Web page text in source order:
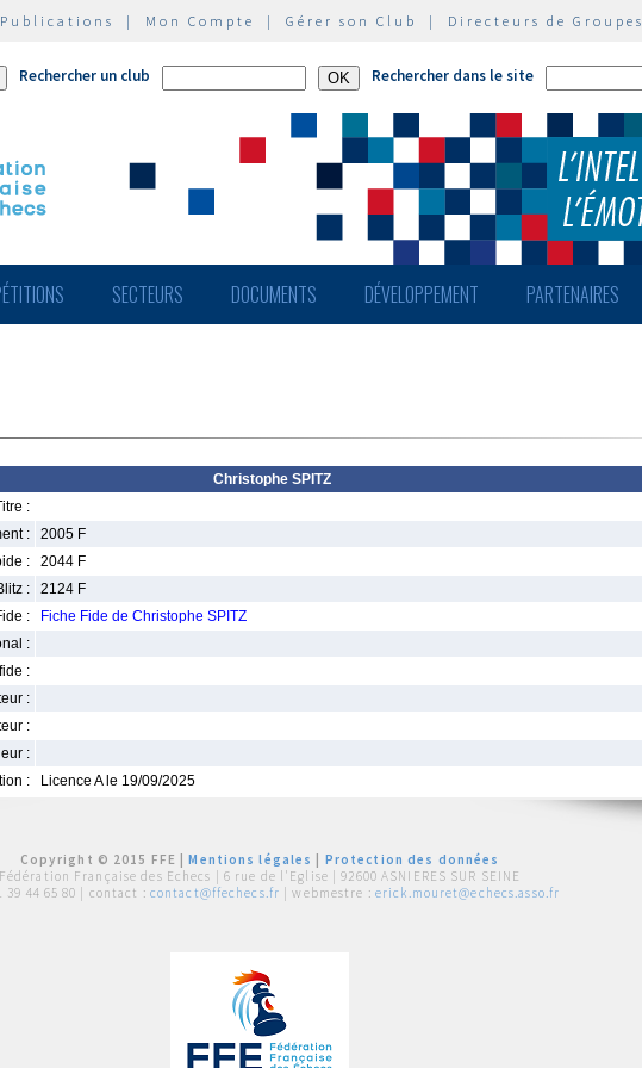
Publications | Mon Compte | Gérer son Club | Directeurs de Groupes
Rechercher un club Rechercher dans le site
SECTEURS DOCUMENTS DÉVELOPPEMENT PARTENAIRES
Christophe SPITZ
:
:
2005 F
:
2044 F
:
2124 F
:
Fiche Fide de Christophe SPITZ
:
:
:
:
:
:
Licence A le 19/09/2025
Copyright © 2015 FFE |Mentions légales
Protection des données
Fédération Française des Echecs | 6 rue de l'Eglise | 92600 ASNIERES SUR SEINE
39 44 65 80 | contact : contact@ffechecs.fr | webmestre : erick.mouret@echecs.asso.fr